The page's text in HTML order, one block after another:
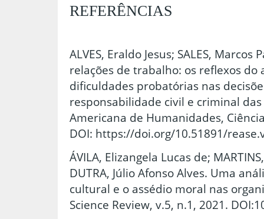
REFERÊNCIAS
ALVES, Eraldo Jesus; SALES,
relações de trabalho: os reflexos
dificuldades probatórias nas
responsabilidade civil e criminal
Americana de Humanidades,
DOI: https://doi.org/10.51891/
ÁVILA, Elizangela Lucas de;
DUTRA, Júlio Afonso Alves. Uma
cultural e o assédio moral nas
Science Review, v.5, n.1, 2021.